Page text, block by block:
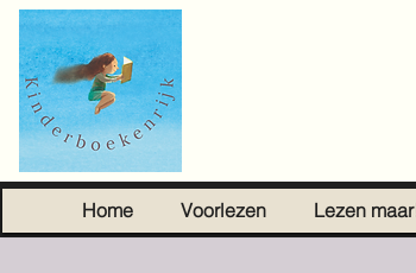
Home Voorlezen Lezen